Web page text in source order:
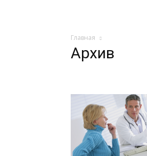
Главная
Архив